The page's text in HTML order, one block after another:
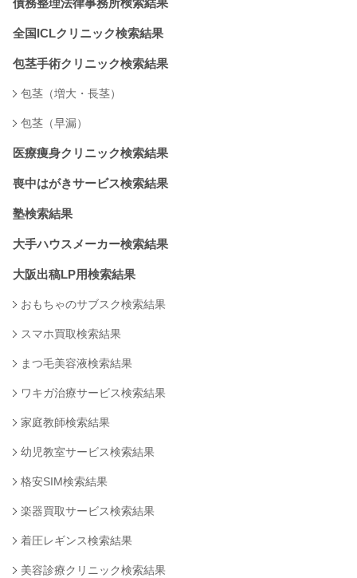
債務整理法律事務所検索結果
全国ICLクリニック検索結果
包茎手術クリニック検索結果
包茎（増大・長茎）
包茎（早漏）
医療痩身クリニック検索結果
喪中はがきサービス検索結果
塾検索結果
大手ハウスメーカー検索結果
大阪出稿LP用検索結果
おもちゃのサブスク検索結果
スマホ買取検索結果
まつ毛美容液検索結果
ワキガ治療サービス検索結果
家庭教師検索結果
幼児教室サービス検索結果
格安SIM検索結果
楽器買取サービス検索結果
着圧レギンス検索結果
美容診療クリニック検索結果